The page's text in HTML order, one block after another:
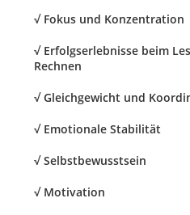
√ Fokus und Konzentration
√ Erfolgserlebnisse beim
Rechnen
√ Gleichgewicht und
√ Emotionale Stabilität
√ Selbstbewusstsein
√ Motivation